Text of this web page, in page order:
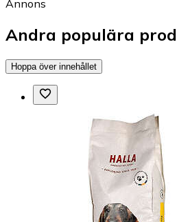
Annons
Andra populära
Hoppa över innehållet